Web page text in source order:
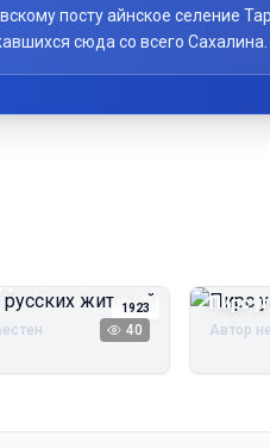
посту айнское селение
сюда со всего Сахалина.
1923
жителей
40
Пирс
Автор